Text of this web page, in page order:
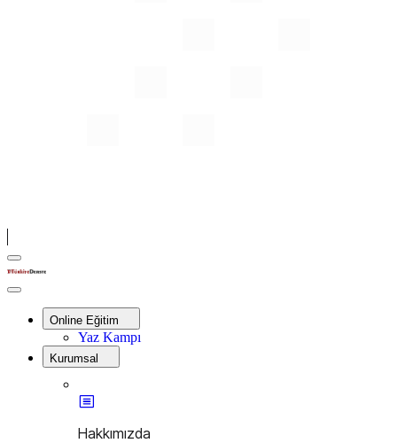
Menu
Türkiye
Derste
Close
Online Eğitim
Yaz Kampı
Kurumsal
Hakkımızda